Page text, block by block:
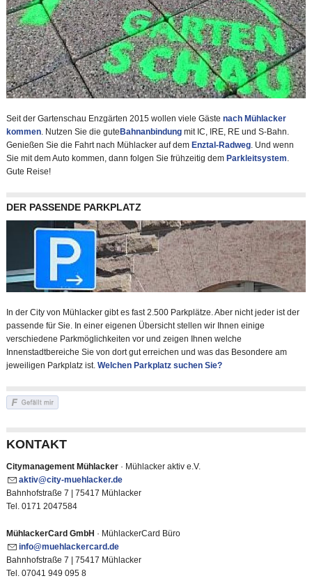
Seit der Gartenschau Enzgärten 2015 wollen viele Gäste nach Mühlacker
kommen. Nutzen Sie die guteBahnanbindungmit IC, IRE, RE und S-Bahn.
Genießen Sie die Fahrt nach Mühlacker auf dem Enztal-Radweg. Und wenn
Sie mit dem Auto kommen, dann folgen Sie frühzeitig dem Parkleitsystem
Gute Reise!
DER PASSENDE PARKPLATZ
In der City von Mühlacker gibt es fast 2.500 Parkplätze. Aber nicht jeder ist der
passende für Sie. In einer eigenen Übersicht stellen wir Ihnen einige
verschiedene Parkmöglichkeiten vor und zeigen Ihnen welche
Innenstadtbereiche Sie von dort gut erreichen und was das Besondere am
jeweiligen Parkplatz ist. Welchen Parkplatz suchen Sie?
KONTAKT
Citymanagement Mühlacker· Mühlacker aktiv e.V.
kt v c ty-m hl ck r d
Bahnhofstraße 7 | 75417 Mühlacker
Tel. 0171 2047584
MühlackerCard GmbH · MühlackerCard Büro
nf
m hl ck rc rd d
Bahnhofstraße 7 | 75417 Mühlacker
Tel. 07041 949 095 8